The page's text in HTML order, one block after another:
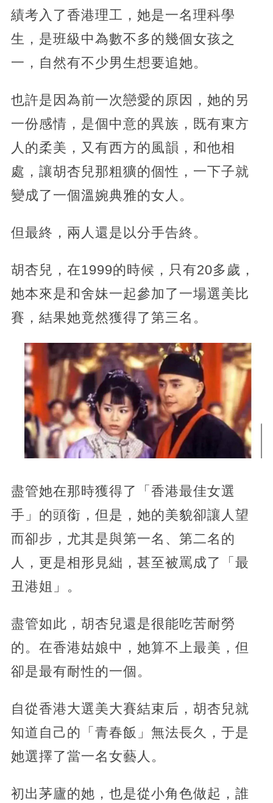
績考入了香港理工，她是一名理科學
生，是班級中為數不多的幾個女孩之
一，自然有不少男生想要追她。
也許是因為前一次戀愛的原因，她的另
一份感情，是個中意的異族，既有東方
人的柔美，又有西方的風韻，和他相
處，讓胡杏兒那粗獷的個性，一下子就
變成了一個溫婉典雅的女人。
但最終，兩人還是以分手告終。
胡杏兒，在1999的時候，只有20多歲，
她本來是和舍妹一起參加了一場選美比
賽，結果她竟然獲得了第三名。
盡管她在那時獲得了「香港最佳女選
手」的頭銜，但是，她的美貌卻讓人望
而卻步，尤其是與第一名、第二名的
人，更是相形見絀，甚至被罵成了「最
丑港姐」。
盡管如此，胡杏兒還是很能吃苦耐勞
的。在香港姑娘中，她算不上最美，但
卻是最有耐性的一個。
自從香港大選美大賽結束后，胡杏兒就
知道自己的「青春飯」無法長久，于是
她選擇了當一名女藝人。
初出茅廬的她，也是從小角色做起，誰